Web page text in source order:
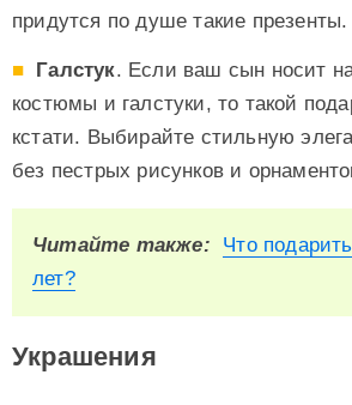
придутся по душе такие презенты.
Галстук. Если ваш сын носит
костюмы и галстуки, то такой
кстати. Выбирайте стильную
без пестрых рисунков и
Читайте также:
Что
лет?
Украшения